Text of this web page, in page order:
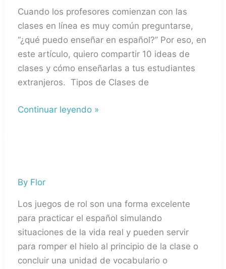
Cuando los profesores comienzan con las
clases en línea es muy común preguntarse,
“¿qué puedo enseñar en español?” Por eso, en
este artículo, quiero compartir 10 ideas de
clases y cómo enseñarlas a tus estudiantes
extranjeros. Tipos de Clases de
Clases
de
Español?
Continuar leyendo »
By Flor
Los juegos de rol son una forma excelente
para practicar el español simulando
situaciones de la vida real y pueden servir
para romper el hielo al principio de la clase o
concluir una unidad de vocabulario o
rol
y
Debates
para
clases